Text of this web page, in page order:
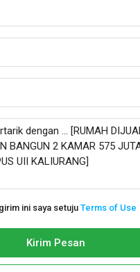
ini saya setuju Terms of Use
Kirim Pesan